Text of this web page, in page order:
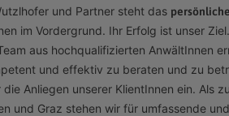
und Partner steht das
im Vordergrund. Ihr Erfolg ist unser
aus hochqualifizierten AnwältInnen
und effektiv zu beraten und zu
Anliegen unserer KlientInnen ein. Als
und Graz stehen wir für umfassende und